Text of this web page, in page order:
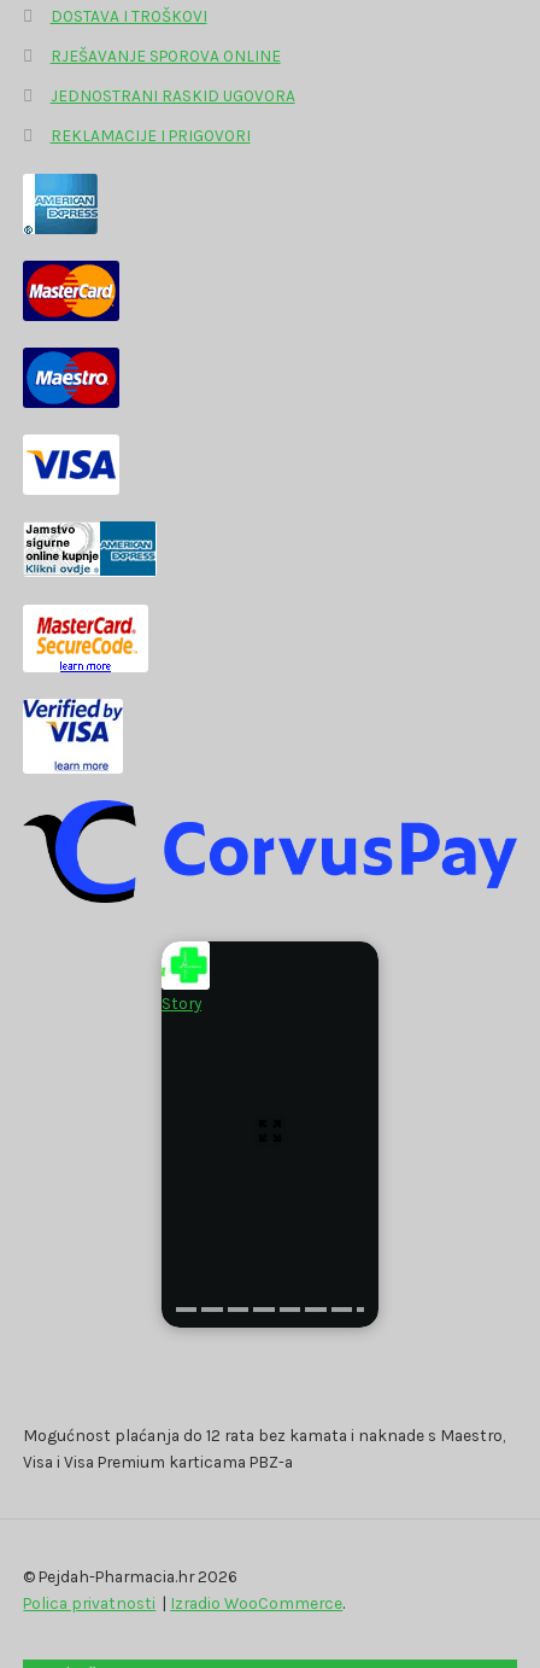
DOSTAVA I TROŠKOVI
RJEŠAVANJE SPOROVA ONLINE
JEDNOSTRANI RASKID UGOVORA
REKLAMACIJE I PRIGOVORI
Story
Mogućnost plaćanja do 12 rata bez kamata i naknade s Maestro,
Visa i Visa Premium karticama PBZ-a
© Pejdah-Pharmacia.hr 2026
Polica privatnosti
Izradio WooCommerce.